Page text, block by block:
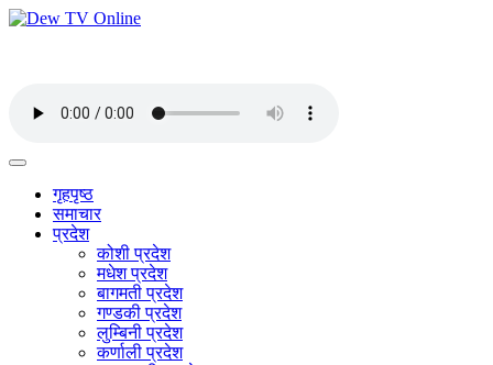
गृहपृष्ठ
समाचार
प्रदेश
कोशी प्रदेश
मधेश प्रदेश
बागमती प्रदेश
गण्डकी प्रदेश
लुम्बिनी प्रदेश
कर्णाली प्रदेश